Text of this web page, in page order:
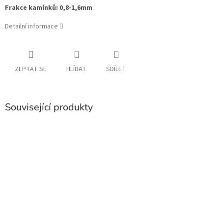
Frakce kamínků: 0,8-1,6mm
Detailní informace
ZEPTAT SE HLÍDAT SDÍLET
Související produkty